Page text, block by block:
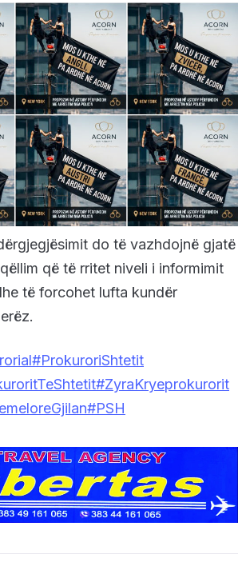
do të vazhdojnë gjatë
që të rritet niveli i informimit
të forcohet lufta kundër
#ProkuroriShtetit
#ZyraKryeprokurorit
#PSH